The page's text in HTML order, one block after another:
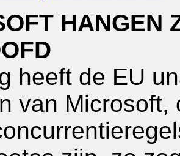
HANGEN
heeft de EU
van